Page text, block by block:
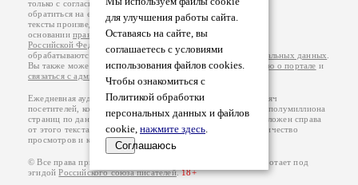
для улучшения работы сайта.
Оставаясь на сайте, вы
соглашаетесь с условиями
использования файлов cookies.
Чтобы ознакомиться с
Политикой обработки
персональных данных и файлов
cookie, нажмите здесь.
Соглашаюсь
только с согласия его автора, к которому вы можете
обратиться на его авторской странице. Ответственность за
тексты произведений авторы несут самостоятельно на
основанииправил публикацииизаконодательства
Российской Федерации
обрабатываются на основанииПолитики обработки персональных данных
Вы также можете посмотреть более подробнуюинформацию о портале и
связаться с администрацией
Ежедневная аудитория портала Проза.ру – порядка 100 тысяч
посетителей, которые в общей сумме просматривают более полумиллиона
страниц по данным счетчика посещаемости, который расположен справа
от этого текста. В каждой графе указано по две цифры: количество
просмотров и количество посетителей.
© Все права принадлежат авторам, 2000-2026. Портал работает под
эгидойРоссийского союза писателей.18+